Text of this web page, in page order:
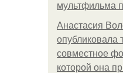
мультфильма
Анастасия
опубликовала
совместное
которой она